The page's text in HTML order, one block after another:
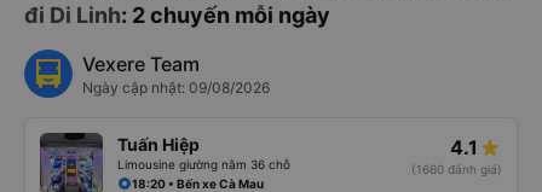
đi Di Linh: 2 chuyến mỗi ngày
Vexere Team
Ngày cập nhật: 09/08/2026
Tuấn Hiệp
Limousine giường nằm 36 chỗ
4.1
(1660 đánh giá)
18:20 • Bến xe Cà Mau